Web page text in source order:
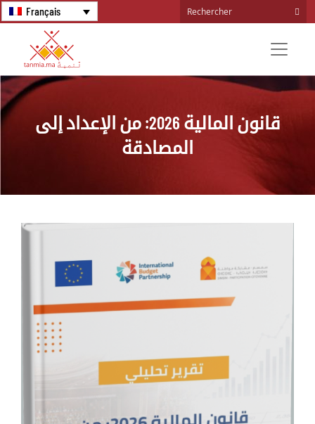
Français
قانون المالية 2026: من الإعداد إلى
المصادقة